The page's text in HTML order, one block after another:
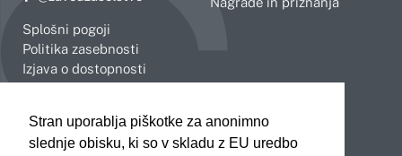
Stran uporablja piškotke za anonimno
slednje obisku, ki so v skladu z EU uredbo
Splošni pogoji
Politika zasebnosti
Izjava o dostopnosti
Celje
Koper
Novo mesto
Slovenj Gradec